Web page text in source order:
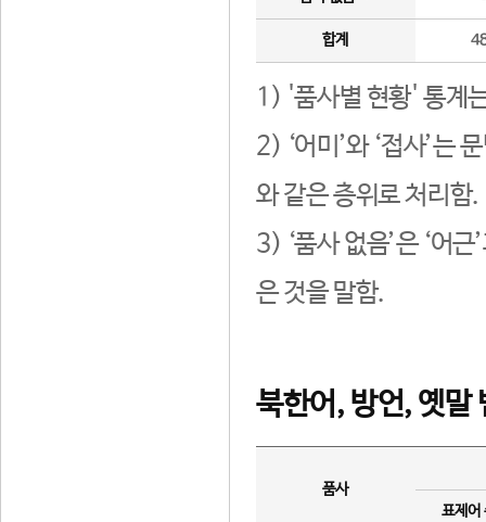
합계
1) '품사별 현황' 통계
2) ‘어미’와 ‘접사’는
와 같은 층위로 처리함.
3) ‘품사 없음’은 ‘어
은 것을 말함.
북한어, 방언, 옛말
품사
표제어